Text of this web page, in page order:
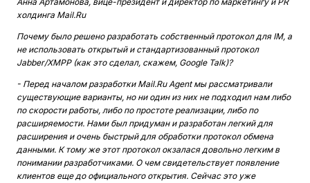
холдинга Mail.Ru
Почему было решено разработать собственный протокол для IM, а
не использовать открытый и стандартизованный протокол
Jabber/XMPP (как это сделал, скажем, Google Talk)?
- Перед началом разработки Mail.Ru Agent мы рассматривали
существующие варианты, но ни один из них не подходил нам либо
по скорости работы, либо по простоте реализации, либо по
расширяемости. Нами был придуман и разработан легкий для
расширения и очень быстрый для обработки протокол обмена
данными. К тому же этот протокол окзалася довольно легким в
понимании разработчиками. О чем свидетельствует появление
клиентов еще до официального открытия. Сейчас это уже